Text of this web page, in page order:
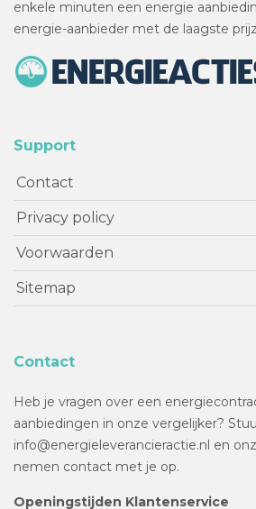
enkele minuten een energie
energie-aanbieder met de laagste
Support
Contact
Privacy policy
Voorwaarden
Sitemap
Contact
Heb je vragen over een
aanbiedingen in onze vergelijker?
info@energieleverancieractie.nl en
nemen contact met je op.
Openingstijden Klantenservice